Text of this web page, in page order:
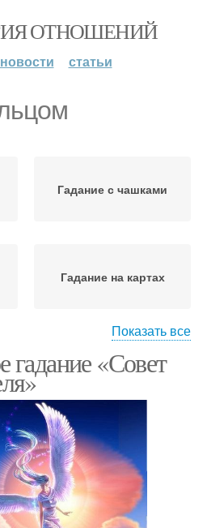
ОТНОШЕНИЙ
новости статьи
Гадание с чашками
Гадание на картах
Показать все
гадание «Совет